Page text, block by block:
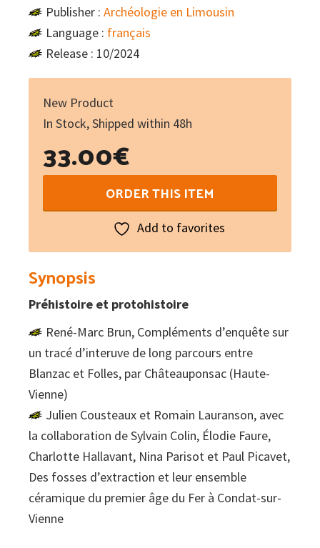
Publisher : Archéologie en Limousin
Language : français
Release : 10/2024
New Product
In Stock, Shipped within 48h
33.00€
d'archéologie
quantity
ORDER THIS ITEM
Add to favorites
Synopsis
Préhistoire et protohistoire
René-Marc Brun, Compléments d’enquête sur
un tracé d’interuve de long parcours entre
Blanzac et Folles, par Châteauponsac (Haute-
Vienne)
Julien Cousteaux et Romain Lauranson, avec
la collaboration de Sylvain Colin, Élodie Faure,
Charlotte Hallavant, Nina Parisot et Paul Picavet,
Des fosses d’extraction et leur ensemble
céramique du premier âge du Fer à Condat-sur-
Vienne